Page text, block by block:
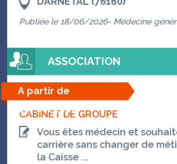
Publiée le 18/06/2026- Médecine
ASSOCIATION
A partir de
08/08/2026
CABINET DE GROUPE
Vous êtes médecin et
carrière sans changer de
la Caisse ...